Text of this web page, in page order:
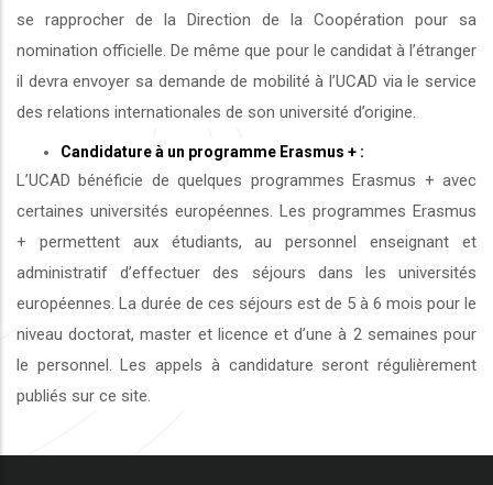
se rapprocher de la Direction de la Coopération pour sa
nomination officielle. De même que pour le candidat à l’étranger
il devra envoyer sa demande de mobilité à l’UCAD via le service
des relations internationales de son université d’origine.
Candidature à un programme Erasmus + :
L’UCAD bénéficie de quelques programmes Erasmus + avec
certaines universités européennes. Les programmes Erasmus
+ permettent aux étudiants, au personnel enseignant et
administratif d’effectuer des séjours dans les universités
européennes. La durée de ces séjours est de 5 à 6 mois pour le
niveau doctorat, master et licence et d’une à 2 semaines pour
le personnel. Les appels à candidature seront régulièrement
publiés sur ce site.